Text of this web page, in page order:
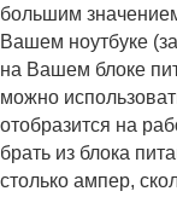
большим
Вашем ноутбуке
на Вашем блоке
можно
отобразится на
брать из блока
столько ампер,